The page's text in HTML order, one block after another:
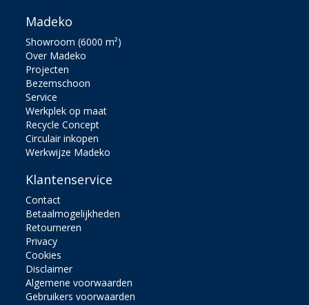
Madeko
Showroom (6000 m²)
Over Madeko
Projecten
Bezemschoon
Service
Werkplek op maat
Recycle Concept
Circulair inkopen
Werkwijze Madeko
Klantenservice
Contact
Betaalmogelijkheden
Retourneren
Privacy
Cookies
Disclaimer
Algemene voorwaarden
Gebruikers voorwaarden